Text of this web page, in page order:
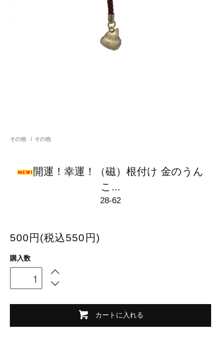
その他 / その他
開運！幸運！（磁）根付け 金のうん
こ...
28-62
500円(税込550円)
購入数
カートに入れる